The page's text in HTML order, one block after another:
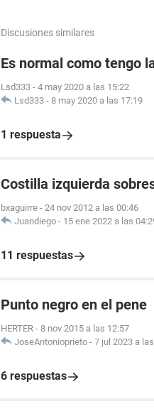
Discusiones similares
Es normal como tengo
Lsd333 - 4 may 2020 a las 15:22
Lsd333 - 8 may 2020 a las 17:19
1 respuesta
Costilla izquierda
bxaguirre - 24 nov 2012 a las 00:46
Juandiego - 15 ene 2022 a las
11 respuestas
Punto negro en el pene
HERTER - 8 nov 2015 a las 12:57
JoseAntonioprieto - 7 jul 2023 a
6 respuestas